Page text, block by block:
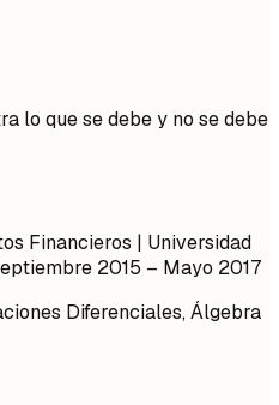
lo que se debe y no se debe
Financieros | Universidad
2015 – Mayo 2017
Diferenciales, Álgebra